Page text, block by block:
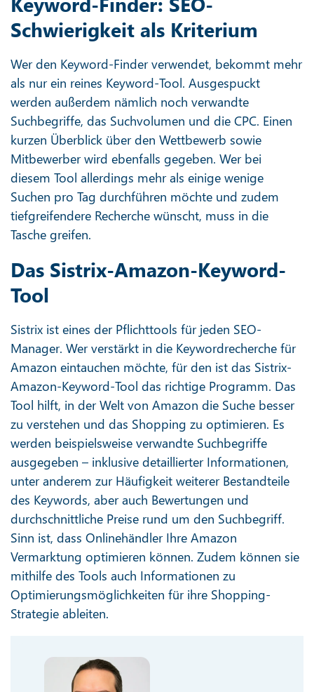
Schwierigkeit als Kriterium
Wer den Keyword-Finder verwendet, bekommt mehr
als nur ein reines Keyword-Tool. Ausgespuckt
werden außerdem nämlich noch verwandte
Suchbegriffe, das Suchvolumen und die CPC. Einen
kurzen Überblick über den Wettbewerb sowie
Mitbewerber wird ebenfalls gegeben. Wer bei
diesem Tool allerdings mehr als einige wenige
Suchen pro Tag durchführen möchte und zudem
tiefgreifendere Recherche wünscht, muss in die
Tasche greifen.
Das Sistrix-Amazon-Keyword-
Tool
Sistrix ist eines der Pflichttools für jeden SEO-
Manager. Wer verstärkt in die Keywordrecherche für
Amazon eintauchen möchte, für den ist das Sistrix-
Amazon-Keyword-Tool das richtige Programm. Das
Tool hilft, in der Welt von Amazon die Suche besser
zu verstehen und das Shopping zu optimieren. Es
werden beispielsweise verwandte Suchbegriffe
ausgegeben – inklusive detaillierter Informationen,
unter anderem zur Häufigkeit weiterer Bestandteile
des Keywords, aber auch Bewertungen und
durchschnittliche Preise rund um den Suchbegriff.
Sinn ist, dass Onlinehändler Ihre Amazon
Vermarktung optimieren können. Zudem können sie
mithilfe des Tools auch Informationen zu
Optimierungsmöglichkeiten für ihre Shopping-
Strategie ableiten.